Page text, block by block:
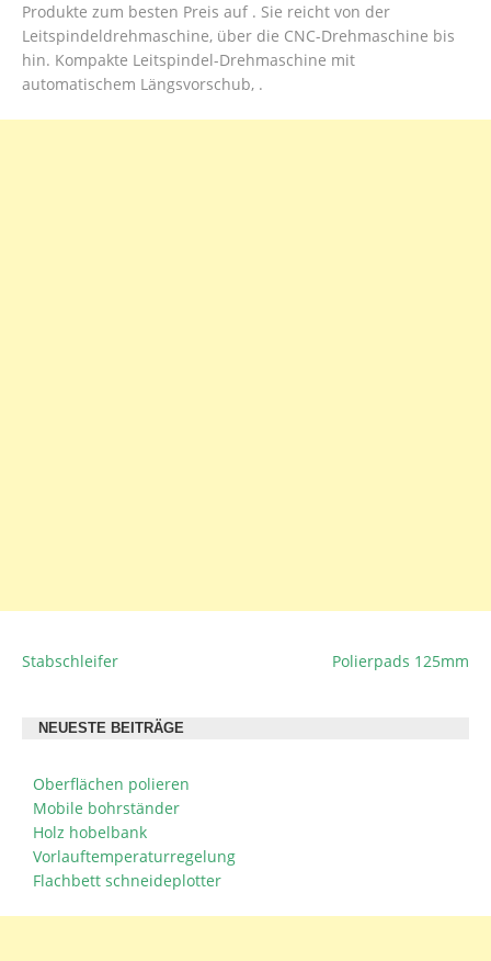
Produkte zum besten Preis auf . Sie reicht von der
Leitspindeldrehmaschine, über die CNC-Drehmaschine bis
hin. Kompakte Leitspindel-Drehmaschine mit
automatischem Längsvorschub, .
BEITRAGSNAVIGATION
Stabschleifer Polierpads 125mm
NEUESTE BEITRÄGE
Oberflächen polieren
Mobile bohrständer
Holz hobelbank
Vorlauftemperaturregelung
Flachbett schneideplotter